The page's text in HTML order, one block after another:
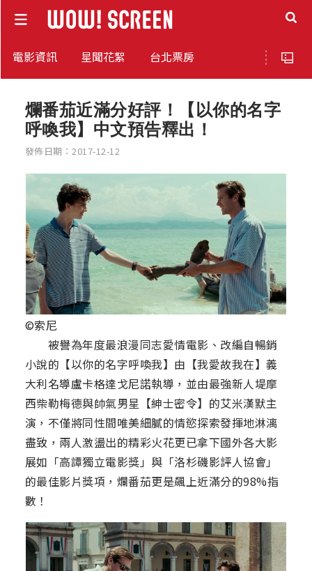
電影資訊 星聞花絮 台北票房
爛番茄近滿分好評！【以你的名字
呼喚我】中文預告釋出！
發佈日期：2017-12-12
©索尼
被譽為年度最浪漫同志愛情電影、改編自暢銷
小說的【以你的名字呼喚我】由【我愛故我在】義
大利名導盧卡格達戈尼諾執導，並由最強新人堤摩
西柴勒梅德與帥氣男星【紳士密令】的艾米漢默主
演，不僅將同性間唯美細膩的情慾探索發揮地淋漓
盡致，兩人激盪出的精彩火花更已拿下國外各大影
展如「高譚獨立電影獎」與「洛杉磯影評人協會」
的最佳影片獎項，爛番茄更是飆上近滿分的98%指
數！